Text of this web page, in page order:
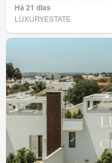
Há 21 dias
LUXURYESTATE